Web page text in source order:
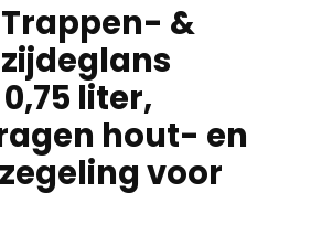
&
liter,
hout- en
voor